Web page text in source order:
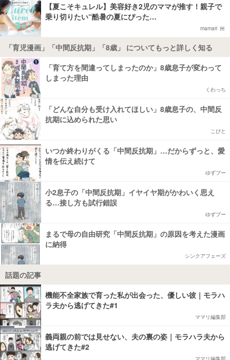
【夏こそキュレル】美容好き2児のママが推す！親子で
乗り切りたい“酷暑の夏にぴった…
mamari
「育児漫画」「中間反抗期」「8歳」 についてもっと詳しく知る
「育て方を間違ってしまったのか」8歳息子が変わって
しまった理由
くわっち
「どんな自分も受け入れてほしい」8歳息子の、中間反
抗期に込められた思い
こびと
いつか終わりがくる「中間反抗期」…だからずっと、愛
情を伝え続けて
ゆずプー
小2息子の「中間反抗期」イヤイヤ期がかわいく思え
る…接し方も試行錯誤
ゆずプー
まるで母の自由研究「中間反抗期」の原因を考えた漫画
に納得
シンクアフェーズ
話題の記事
機能不全家族で育った私が出会った、優しい彼｜モラハ
ラ夫から逃げてきた#1
ママリ編集部
義両親の前では見せない、夫の裏の姿｜モラハラ夫から
逃げてきた#2
ママリ編集部